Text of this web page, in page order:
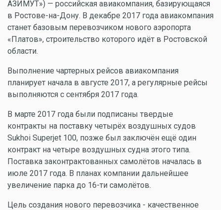
АЗИМУТ») — российская авиакомпания, базирующаяся
в Ростове-на-Дону. В декабре 2017 года авиакомпания
станет базовым перевозчиком нового аэропорта
«Платов», строительство которого идёт в Ростовской
области.
Выполнение чартерных рейсов авиакомпания
планирует начала в августе 2017, а регулярные рейсы
выполняются с сентября 2017 года.
В марте 2017 года были подписаны твердые
контракты на поставку четырёх воздушных судов
Sukhoi Superjet 100, позже был заключён ещё один
контракт на четыре воздушных судна этого типа.
Поставка законтрактованных самолётов началась в
июле 2017 года. В планах компании дальнейшее
увеличение парка до 16-ти самолётов.
Цель создания нового перевозчика - качественное